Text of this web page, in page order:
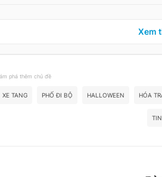
Xem
phá thêm chủ đề
XE TANG PHỐ ĐI BỘ HALLOWEEN HÓA